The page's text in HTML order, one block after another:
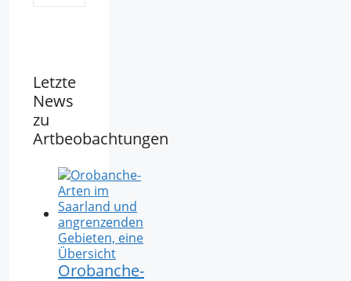
Letzte
News
zu
Artbeobachtungen
Orobanche-